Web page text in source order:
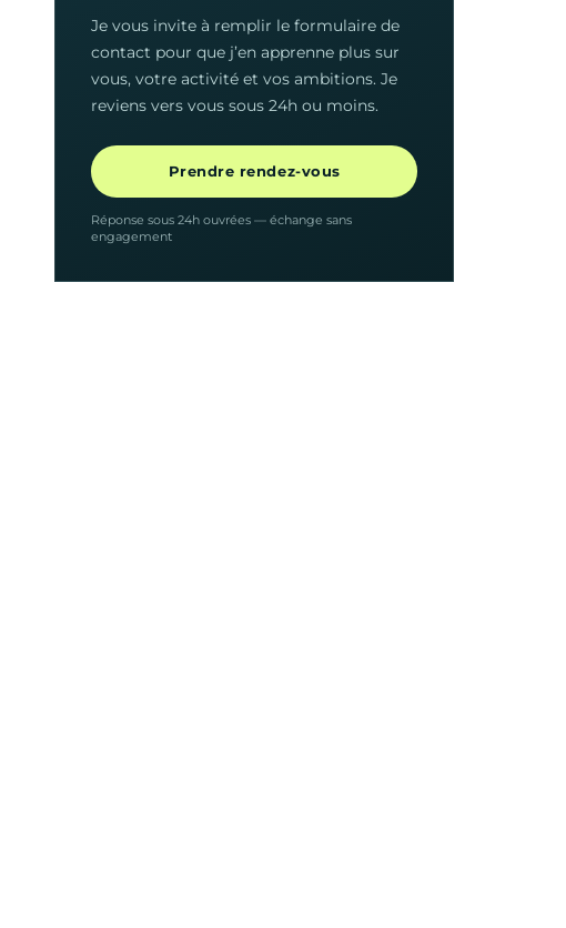
Je vous invite à remplir le formulaire de
contact pour que j’en apprenne plus sur
vous, votre activité et vos ambitions. Je
reviens vers vous sous 24h ou moins.
Prendre rendez-vous
Réponse sous 24h ouvrées — échange sans
engagement